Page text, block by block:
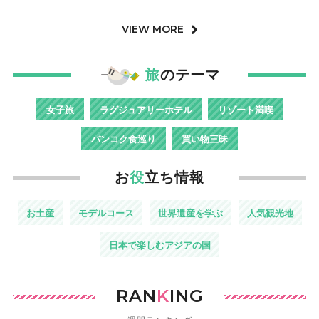
VIEW MORE
旅のテーマ
女子旅 ラグジュアリーホテル リゾート満喫
バンコク食巡り 買い物三昧
お役立ち情報
お土産 モデルコース 世界遺産を学ぶ 人気観光地
日本で楽しむアジアの国
RANKING